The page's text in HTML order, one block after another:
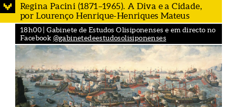
Regina Pacini (1871–1965). A Diva e a Cidade,
por Lourenço Henrique-Henriques Mateus
18h00 | Gabinete de Estudos Olisiponenses e em directo no
Facebook @gabinetedeestudosolisiponenses